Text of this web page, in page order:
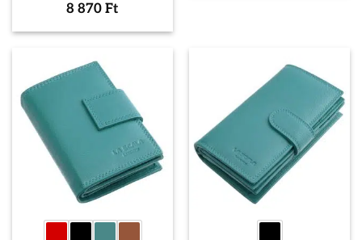
8 870 Ft